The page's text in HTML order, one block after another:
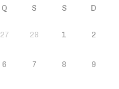
Q S S D
27 28 1 2
6 7 8 9